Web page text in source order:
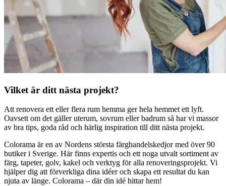
Vilket är ditt nästa projekt?
Att renovera ett eller flera rum hemma ger hela hemmet ett lyft.
Oavsett om det gäller uterum, sovrum eller badrum så har vi massor
av bra tips, goda råd och härlig inspiration till ditt nästa projekt.
Colorama är en av Nordens största färghandelskedjor med över 90
butiker i Sverige. Här finns expertis och ett noga utvalt sortiment av
färg, tapeter, golv, kakel och verktyg för alla renoveringsprojekt. Vi
hjälper dig att förverkliga dina idéer och skapa ett resultat du kan
njuta av länge. Colorama – där din idé hittar hem!